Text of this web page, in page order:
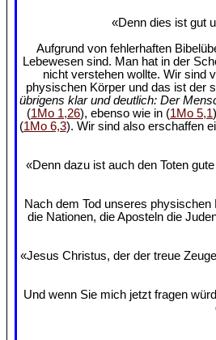
«Denn dies ist gut
Aufgrund von fehlerhaften
Lebewesen sind. Man hat in der
nicht verstehen wollte. Wir sind
physischen Körper und das ist der
übrigens klar und deutlich: Der
(1Mo 1,26), ebenso wie in (1Mo 5,1
(1Mo 6,3). Wir sind also erschaffen
«Denn dazu ist auch den Toten
Nach dem Tod unseres
die Nationen, die Aposteln die
«Jesus Christus, der der treue
Und wenn Sie mich jetzt fragen